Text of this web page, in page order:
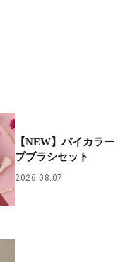
【NEW】バイカラー
プブラシセット
2026.08.07